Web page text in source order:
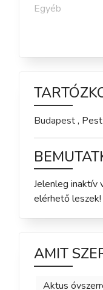
Egyéb
Budapest, Pest
Jelenleg inaktív
elérhető leszek!
AMIT
Aktus